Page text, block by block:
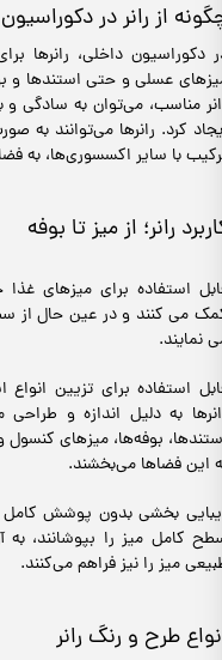
از رانر در
دکوراسیون داخلی، رانرها
عسلی و حتی استندها و
مناسب، می‌توان به سادگی و
کرد. رانرها می‌توانند به
با سایر اکسسوری‌ها، به
رانر؛ از میز تا بوفه
استفاده برای میزهای غذا
می کنند و در عین حال از
نمایند.
استفاده برای تزیین
به دلیل اندازه و
بوفه‌ها، میزهای
این فضاها می‌بخشند.
بخشی بدون پوشش کامل
کامل میز را بپوشانند، به
میز را نیز فراهم می‌کنند.
طرح و رنگ رانر